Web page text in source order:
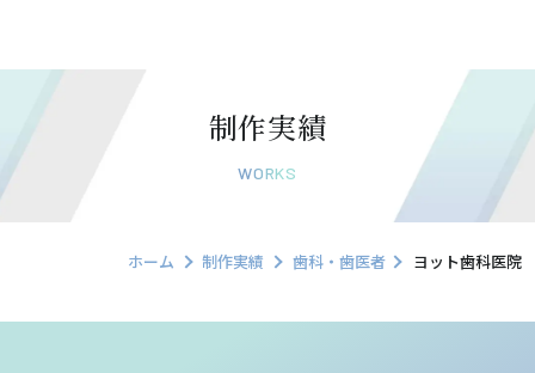
制作実績
WORKS
ホーム 制作実績 歯科・歯医者 ヨット歯科医院